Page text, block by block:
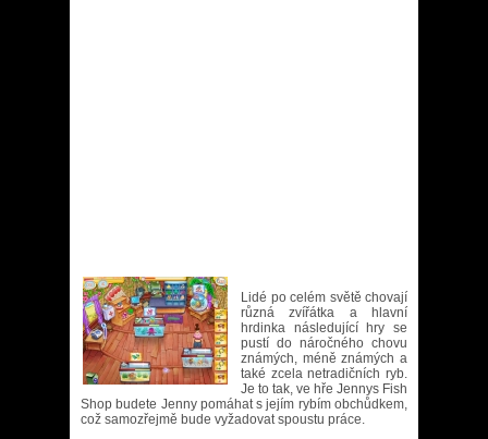
Lidé po celém světě chovají
různá zvířátka a hlavní
hrdinka následující hry se
pustí do náročného chovu
známých, méně známých a
také zcela netradičních ryb.
Je to tak, ve hře Jennys Fish
Shop budete Jenny pomáhat s jejím rybím obchůdkem,
což samozřejmě bude vyžadovat spoustu práce.